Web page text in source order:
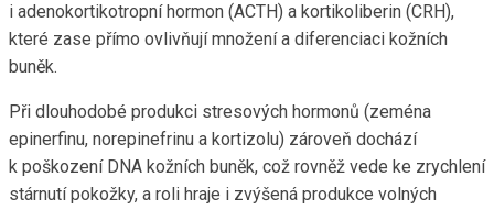
i adenokortikotropní hormon (ACTH) a kortikoliberin (CRH),
které zase přímo ovlivňují množení a diferenciaci kožních
buněk.
Při dlouhodobé produkci stresových hormonů (zeména
epinerfinu, norepinefrinu a kortizolu) zároveň dochází
k poškození DNA kožních buněk, což rovněž vede ke zrychlení
stárnutí pokožky, a roli hraje i zvýšená produkce volných